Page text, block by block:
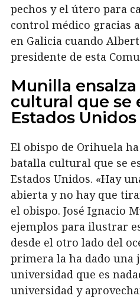
pechos y el útero para
control médico gracias
en Galicia cuando
presidente de esta
Munilla
cultural que se
Estados Unidos
El obispo de Orihuela
batalla cultural que se
Estados Unidos. «Hay
abierta y no hay que
el obispo. José Ignacio
ejemplos para ilustrar
desde el otro lado del
primera la ha dado una
universidad que es
universidad y